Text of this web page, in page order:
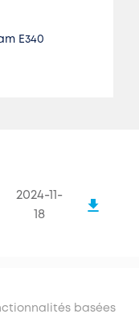
E340
2024-11-
18
basées